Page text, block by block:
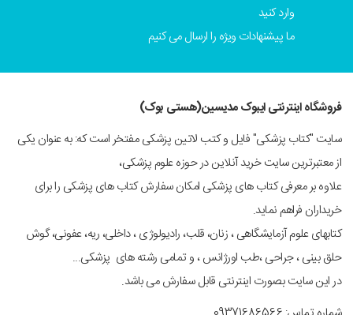
وارد کنید
ما پیشنهادات ویژه را ارسال می کنیم
فروشگاه اینترنتی ایبوک مدیسین(هستی بوک)
سایت "کتاب پزشکی" فایل و کتب لاتین پزشکی مفتخر است که: به عنوان یکی
از معتبرترین سایت خرید آنلاین در حوزه علوم پزشکی،
علاوه بر معرفی کتاب های پزشکی امکان سفارش کتاب های پزشکی را برای
خریداران فراهم نماید.
کتابهای علوم آزمایشگاهی ، زنان، قلب، رادیولوژی ، داخلی، ریه، عفونی، گوش
حلق بینی ، جراحی ،طب اورژانس ، و تمامی رشته های پزشکی...
در این سایت بصورت اینترنتی قابل سفارش می باشد.